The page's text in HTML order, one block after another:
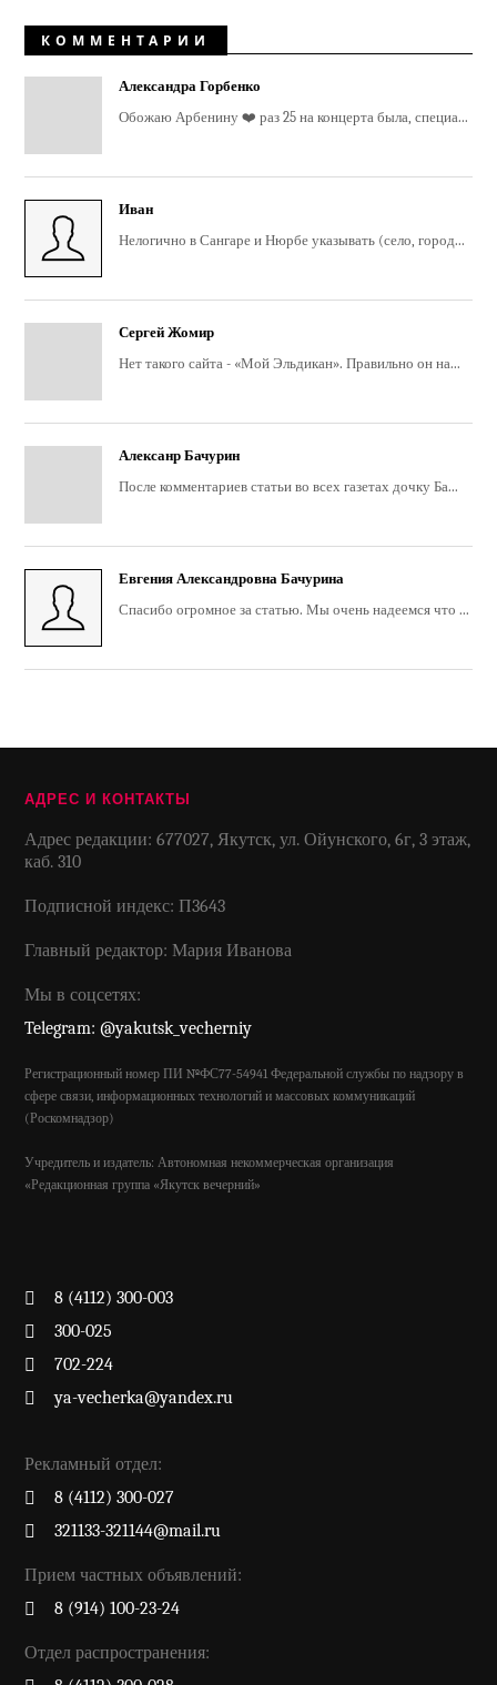
КОММЕНТАРИИ
Александра Горбенко
Обожаю Арбенину ❤️ раз 25 на концерта была, специа...
Иван
Нелогично в Сангаре и Нюрбе указывать (село, город...
Сергей Жомир
Нет такого сайта - «Мой Эльдикан». Правильно он на...
Алексанр Бачурин
После комментариев статьи во всех газетах дочку Ба...
Евгения Александровна Бачурина
Спасибо огромное за статью. Мы очень надеемся что ...
АДРЕС И КОНТАКТЫ
Адрес редакции: 677027, Якутск, ул. Ойунского, 6г, 3 этаж,
каб. 310
Подписной индекс: П3643
Главный редактор: Мария Иванова
Мы в соцсетях:
Telegram: @yakutsk_vecherniy
Регистрационный номер ПИ №ФС77-54941 Федеральной службы по надзору в
сфере связи, информационных технологий и массовых коммуникаций
(Роскомнадзор)
Учредитель и издатель: Автономная некоммерческая организация
«Редакционная группа «Якутск вечерний»
8 (4112) 300-003
300-025
702-224
ya-vecherka@yandex.ru
Рекламный отдел:
8 (4112) 300-027
321133-321144@mail.ru
Прием частных объявлений:
8 (914) 100-23-24
Отдел распространения: